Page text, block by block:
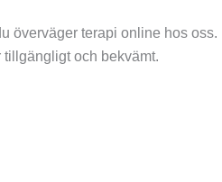
överväger terapi online hos oss.
och bekvämt.